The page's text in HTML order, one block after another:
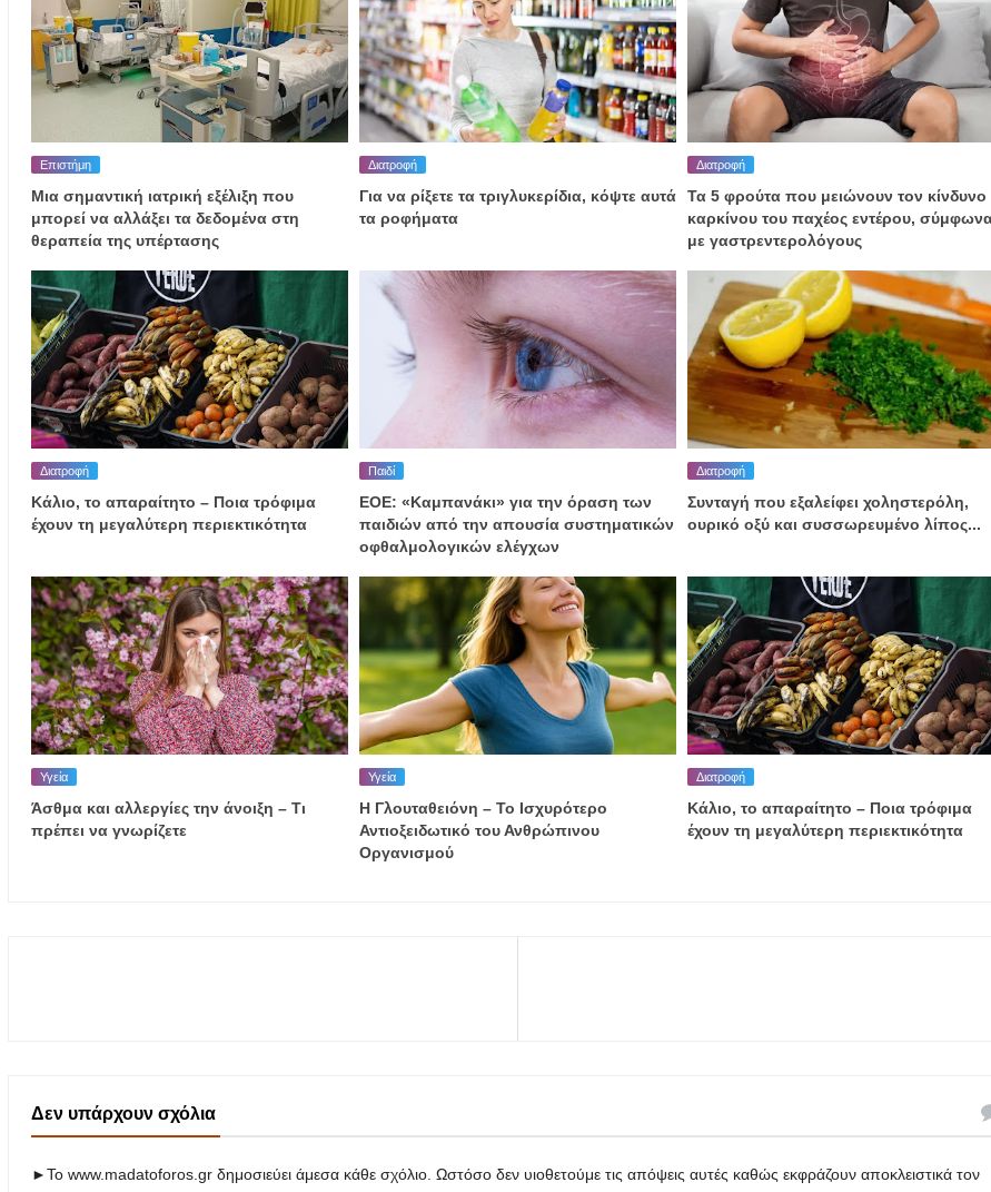
Επιστήμη
Μια σημαντική ιατρική εξέλιξη που
μπορεί να αλλάξει τα δεδομένα στη
θεραπεία της υπέρτασης
Διατροφή
Για να ρίξετε τα τριγλυκερίδια, κόψτε αυτά
τα ροφήματα
Διατροφή
Τα 5 φρούτα που μειώνουν τον κίνδυνο
καρκίνου του παχέος εντέρου,
με γαστρεντερολόγους
Διατροφή
Κάλιο, το απαραίτητο – Ποια τρόφιμα
έχουν τη μεγαλύτερη περιεκτικότητα
Παιδί
ΕΟΕ: «Καμπανάκι» για την όραση των
παιδιών από την απουσία συστηματικών
οφθαλμολογικών ελέγχων
Διατροφή
Συνταγή που εξαλείφει χοληστερόλη,
ουρικό οξύ και συσσωρευμένο λίπος...
Υγεία
Άσθμα και αλλεργίες την άνοιξη – Τι
πρέπει να γνωρίζετε
Υγεία
Η Γλουταθειόνη – Το Ισχυρότερο
Αντιοξειδωτικό του Ανθρώπινου
Οργανισμού
Διατροφή
Κάλιο, το απαραίτητο – Ποια τρόφιμα
έχουν τη μεγαλύτερη περιεκτικότητα
Δεν υπάρχουν σχόλια
►Το www.madatoforos.gr δημοσιεύει άμεσα κάθε σχόλιο. Ωστόσο δεν υιοθετούμε τις απόψεις αυτές καθώς εκφράζουν αποκλειστικά τον